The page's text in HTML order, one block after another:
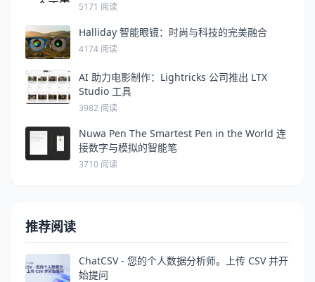
5171 阅读
Halliday 智能眼镜：时尚与科技的完美融合
4174 阅读
AI 助力电影制作：Lightricks 公司推出 LTX
Studio 工具
3982 阅读
Nuwa Pen The Smartest Pen in the World 连
接数字与模拟的智能笔
3710 阅读
推荐阅读
ChatCSV - 您的个人数据分析师。上传 CSV 并开
始提问